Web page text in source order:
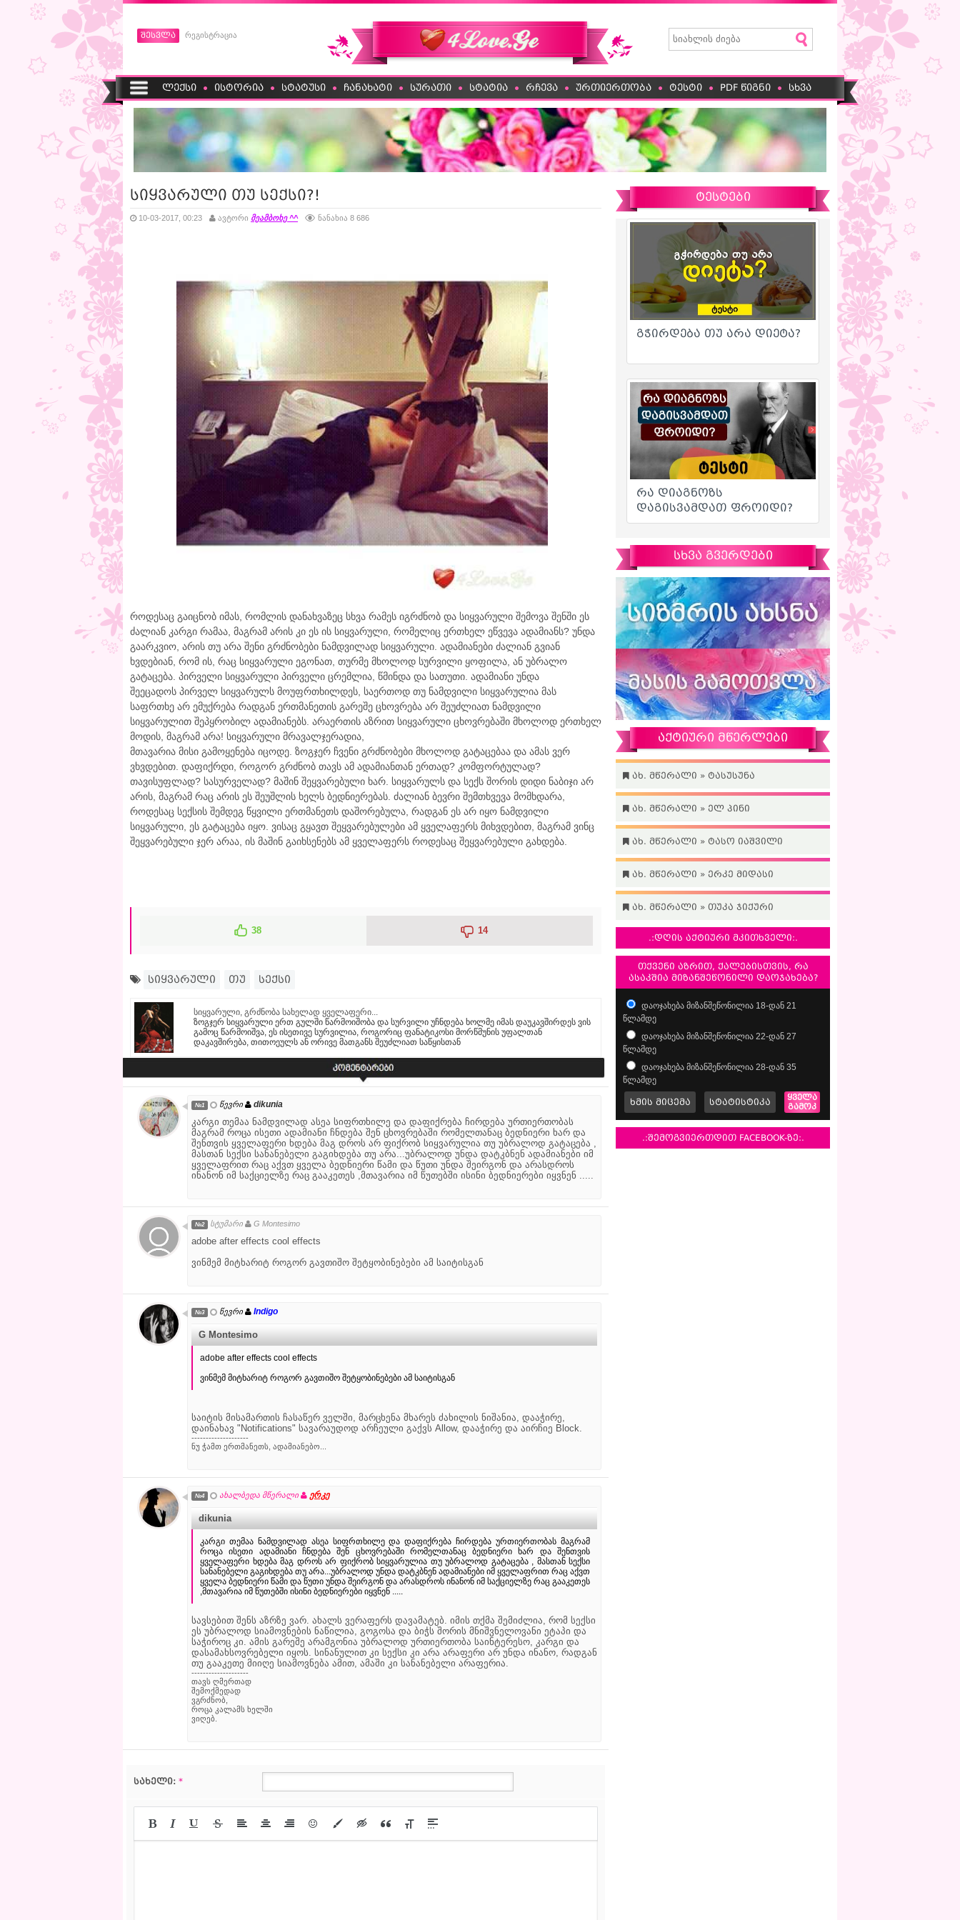
შესვლა რეგისტრაცია
ლექსი ისტორია სტატუსი ჩანახატი სურათი სტატია რჩევა ურთიერთობა ტესტი PDF წიგნი სხვა
სიყვარული თუ სექსი?!
10-03-2017, 00:23 ავტორი მეამბოხე ^^ ნანახია 8 686
როდესაც გაიცნობ იმას, რომლის დანახვაზეც სხვა რამეს იგრძნობ და სიყვარული შემოვა შენში ეს
ძალიან კარგი რამაა, მაგრამ არის კი ეს ის სიყვარული, რომელიც ერთხელ ეწვევა ადამიანს? უნდა
გაარკვიო, არის თუ არა შენი გრძნობები ნამდვილად სიყვარული. ადამიანები ძალიან გვიან
ხვდებიან, რომ ის, რაც სიყვარული ეგონათ, თურმე მხოლოდ სურვილი ყოფილა, ან უბრალო
გატაცება. პირველი სიყვარული პირველი ცრემლია, წმინდა და სათუთი. ადამიანი უნდა
შეეცადოს პირველ სიყვარულს მოუფრთხილდეს, საერთოდ თუ ნამდვილი სიყვარულია მას
საფრთხე არ ემუქრება რადგან ერთმანეთის გარეშე ცხოვრება არ შეუძლიათ ნამდვილი
სიყვარულით შეპყრობილ ადამიანებს. არაერთის აზრით სიყვარული ცხოვრებაში მხოლოდ ერთხელ
მოდის, მაგრამ არა! სიყვარული მრავალჯერადია,
მთავარია მისი გამოყენება იცოდე. ზოგჯერ ჩვენი გრძნობები მხოლოდ გატაცებაა და ამას ვერ
ვხვდებით. დაფიქრდი, როგორ გრძნობ თავს ამ ადამიანთან ერთად? კომფორტულად?
თავისუფლად? სასურველად? მაშინ შეყვარებული ხარ. სიყვარულს და სექს შორის დიდი ნაბიჯი არ
არის, მაგრამ რაც არის ეს შეუშლის ხელს ბედნიერებას. ძალიან ბევრი შემთხვევა მომხდარა,
როდესაც სექსის შემდეგ წყვილი ერთმანეთს დაშორებულა, რადგან ეს არ იყო ნამდვილი
სიყვარული, ეს გატაცება იყო. ვისაც გყავთ შეყვარებულები ამ ყველაფერს მიხვდებით, მაგრამ ვინც
შეყვარებული ჯერ არაა, ის მაშინ გაიხსენებს ამ ყველაფერს როდესაც შეყვარებული გახდება.
38 14
სიყვარული თუ სექსი
სიყვარული, გრძნობა სახელად ყველაფერი...
ზოგჯერ სიყვარული ერთ გულში წარმოიშობა და სურვილი უჩნდება ხოლმე იმას დაუკავშირდეს ვის
გამოც წარმოიშვა, ეს ისეთივე სურვილია, როგორიც ფანატიკოსი მორწმუნის უფალთან
დაკავშირება, თითოეულს ან ორივე მათგანს შეუძლიათ საწყისთან
№1 წევრი dikunia
კარგი თემაა ნამდვილად ასეა სიფრთხილე და დაფიქრება ჩირდება ურთიერთობას
მაგრამ როცა ისეთი ადამიანი ჩნდება შენ ცხოვრებაში რომელთანაც ბედნიერი ხარ და
შენთვის ყველაფერი ხდება მაგ დროს არ ფიქრობ სიყვარულია თუ უბრალოდ გატაცება ,
მასთან სექსი სანანებელი გაგიხდება თუ არა...უბრალოდ უნდა დატკბნენ ადამიანები იმ
ყველაფრით რაც აქვთ ყველა ბედნიერი წამი და წუთი უნდა შეირგონ და არასდროს
ინანონ იმ საქციელზე რაც გააკეთეს ,მთავარია იმ წუთებში ისინი ბედნიერები იყვნენ .....
№2 სტუმარი G Montesimo
adobe after effects cool effects
ვინმემ მიტხარიტ როგორ გავთიშო შეტყობინებები ამ საიტისგან
№3 წევრი Indigo
G Montesimo
adobe after effects cool effects
ვინმემ მიტხარიტ როგორ გავთიშო შეტყობინებები ამ საიტისგან
საიტის მისამართის ჩასაწერ ველში, მარცხენა მხარეს ძახილის ნიშანია, დააჭირე,
დაინახავ "Notifications" სავარაუდოდ არჩეული გაქვს Allow, დააჭირე და აირჩიე Block.
--------------------
ნუ ჭამთ ერთმანეთს, ადამიანებო...
№4 ახალბედა მწერალი ერკე
dikunia
კარგი თემაა ნამდვილად ასეა სიფრთხილე და დაფიქრება ჩირდება ურთიერთობას მაგრამ
როცა ისეთი ადამიანი ჩნდება შენ ცხოვრებაში რომელთანაც ბედნიერი ხარ და შენთვის
ყველაფერი ხდება მაგ დროს არ ფიქრობ სიყვარულია თუ უბრალოდ გატაცება , მასთან სექსი
სანანებელი გაგიხდება თუ არა...უბრალოდ უნდა დატკბნენ ადამიანები იმ ყველაფრით რაც აქვთ
ყველა ბედნიერი წამი და წუთი უნდა შეირგონ და არასდროს ინანონ იმ საქციელზე რაც გააკეთეს
,მთავარია იმ წუთებში ისინი ბედნიერები იყვნენ .....
სავსებით შენს აზრზე ვარ. ახალს ვერაფერს დავამატებ. იმის თქმა შემიძლია, რომ სექსი
ეს უბრალოდ სიამოვნების ნაწილია, გოგოსა და ბიჭს შორის მნიშვნელოვანი ეტაპი და
საჭიროც კი. ამის გარეშე არამგონია უბრალოდ ურთიერთობა საინტერესო, კარგი და
დასამახსოვრებელი იყოს. სინანულით კი სექსი კი არა არაფერი არ უნდა ინანო, რადგან
თუ გააკეთე მიიღე სიამოვნება ამით, ამაში კი სანანებელი არაფერია.
--------------------
თავს ღმერთად
შემოქმედად
ვგრძნობ,
როცა კალამს ხელში
ვიღებ.
სახელი: *
ტესტები
სხვა გვერდები
აქტიური მწერლები
ახ. მწერალი » ტასუსუნა
ახ. მწერალი » ელ პინი
ახ. მწერალი » ტასო იაშვილი
ახ. მწერალი » ერკე მიდასი
ახ. მწერალი » თუკა ჯიქური
.:დღის აქტიური მკითხველი:.
თქვენი აზრით, ქალებისთვის, რა
ასაკშია მიზანშეწონილი დაოჯახება?
დაოჯახება მიზანშეწონილია 18-დან 21
წლამდე
დაოჯახება მიზანშეწონილია 22-დან 27
წლამდე
დაოჯახება მიზანშეწონილია 28-დან 35
წლამდე
ხმის მიცემა სტატისტიკა
ყველა
გამოკ
.:შემოგვიერთდით FACEBOOK-ზე:.